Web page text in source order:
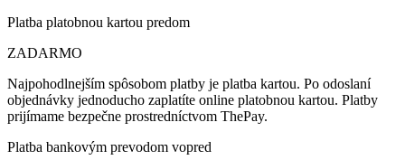
Platba platobnou kartou predom
ZADARMO
Najpohodlnejším spôsobom platby je platba kartou. Po odoslaní
objednávky jednoducho zaplatíte online platobnou kartou. Platby
prijímame bezpečne prostredníctvom ThePay.
Platba bankovým prevodom vopred